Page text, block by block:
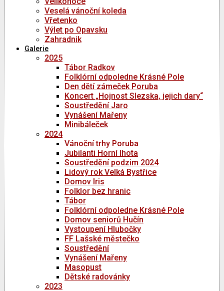
Veselá vánoční koleda
Vřetenko
Výlet po Opavsku
Zahradnik
Galerie
2025
Tábor Radkov
Folklórní odpoledne Krásné Pole
Den dětí zámeček Poruba
Koncert „Hojnost Slezska, jejich dary“
Soustředění Jaro
Vynášení Mařeny
Minibáleček
2024
Vánoční trhy Poruba
Jubilanti Horní lhota
Soustředění podzim 2024
Lidový rok Velká Bystřice
Domov Iris
Folklor bez hranic
Tábor
Folklórní odpoledne Krásné Pole
Domov seniorů Hučín
Vystoupení Hlubočky
FF Lašské městečko
Soustředění
Vynášení Mařeny
Masopust
Dětské radovánky
2023